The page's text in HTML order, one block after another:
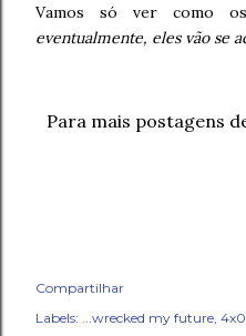
Vamos só ver como
eventualmente, eles vão se
Para mais postagens
Compartilhar
Labels:
...wrecked my future